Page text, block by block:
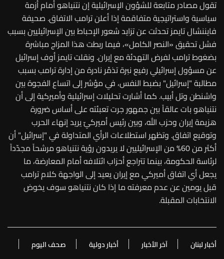
تقول مصادر متابعة للشؤون الإسرائيلية إن نتنياهو أمام أزمة
سياسية واستراتيجية متفاقمة إذا أعلن ترامب الاتفاق. صحيفة
فايننشال تايمز تحدثت عن تزايد شعور الإحباط بين الإسرائيليين بسبب
فشل تحقيق «النصر الكامل»، فيما ربطت هذا المزاج مباشرة
بضغوط ترامب لفرض التهدئة مع إيران. ونقلت تايمز أوف إسرائيل
عن مسؤول إسرائيلي رفيع نبرة تذمّر نادرة من إدارة ترامب بسبب
مطالبة "إسرائيل" بضبط النفس، في مؤشر إلى اتساع الفجوة بين
واشنطن وتل أبيب. كما أشارت تحليلات إسرائيلية وأميركية إلى أن
نتنياهو بات عالقاً بين جمهور جرت تعبئته على أساس ضرورة
هزيمة إيران وحزب الله، وبين رئيس أميركيّ يريد إنهاء الحرب
وتوقيع اتفاق. وتظهر استطلاعات الرأي المتداولة في "إسرائيل" أن
أكثر من 60% من الإسرائيليين لا يريدون رؤية نتنياهو مرشحاً مجدّداً
لرئاسة الحكومة، بينما تتراجع أحزاب ائتلافه أمام المعارضة، ما
يجعل أي اتفاق أميركي مع إيران يعيد إلى الواجهة كلام ترامب
قبل يومين عن عدم معرفته ما إذا كان نتنياهو سوف يخوض
الانتخابات المقبلة.
أخبار لبنان آخر الأخبار أخبار دولية
صحف اليوم